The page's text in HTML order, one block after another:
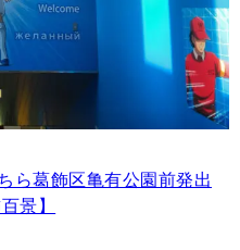
ら葛飾区亀有公園前発出
景】